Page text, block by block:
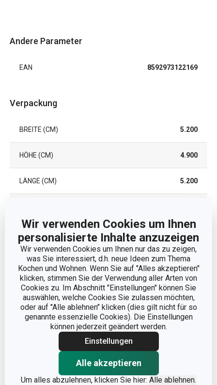
Wir verwenden Cookies um Ihnen
personalisierte Inhalte anzuzeigen
Wir verwenden Cookies um Ihnen nur das zu zeigen,
was Sie interessiert, d.h. neue Ideen zum Thema
Kochen und Wohnen. Wenn Sie auf "Alles akzeptieren"
klicken, stimmen Sie der Verwendung aller Arten von
Cookies zu. Im Abschnitt "Einstellungen" können Sie
auswählen, welche Cookies Sie zulassen möchten,
oder auf "Alle ablehnen" klicken (dies gilt nicht für so
genannte essenzielle Cookies). Die Einstellungen
können jederzeit geändert werden.
Einstellungen
Alle akzeptieren
Um alles abzulehnen, klicken Sie hier: Alle ablehnen.
Andere Parameter
EAN 8592973122169
Verpackung
BREITE (CM) 5.200
HÖHE (CM) 4.900
LÄNGE (CM) 5.200
UMKARTON FÜR GESCHÄFTSKUNDEN (STK.) 750
Das könnte Ihnen gefallen